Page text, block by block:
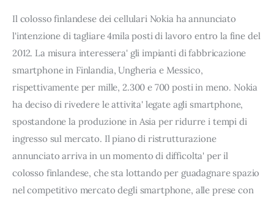
Il colosso finlandese dei cellulari Nokia ha annunciato
l'intenzione di tagliare 4mila posti di lavoro entro la fine del
2012. La misura interessera' gli impianti di fabbricazione
smartphone in Finlandia, Ungheria e Messico,
rispettivamente per mille, 2.300 e 700 posti in meno. Nokia
ha deciso di rivedere le attivita' legate agli smartphone,
spostandone la produzione in Asia per ridurre i tempi di
ingresso sul mercato. Il piano di ristrutturazione
annunciato arriva in un momento di difficolta' per il
colosso finlandese, che sta lottando per guadagnare spazio
nel competitivo mercato degli smartphone, alle prese con